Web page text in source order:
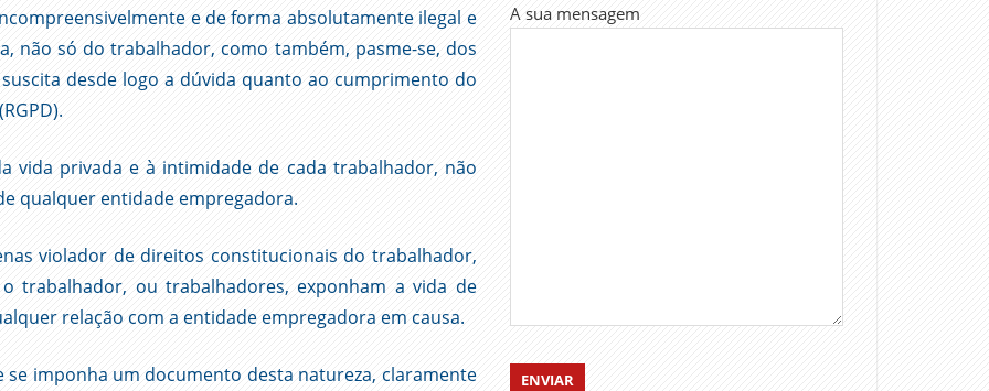
e de forma absolutamente ilegal e
não só do trabalhador, como também, pasme-se, dos
desde logo a dúvida quanto ao cumprimento do
vida privada e à intimidade de cada trabalhador, não
qualquer entidade empregadora.
violador de direitos constitucionais do trabalhador,
trabalhador, ou trabalhadores, exponham a vida de
relação com a entidade empregadora em causa.
imponha um documento desta natureza, claramente
A sua mensagem